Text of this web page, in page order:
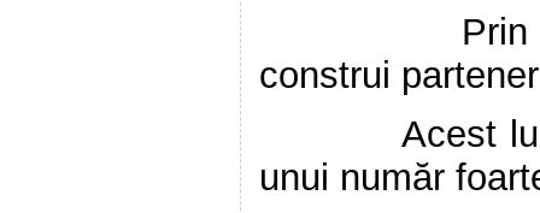
Prin
construi
Acest lucru
unui număr